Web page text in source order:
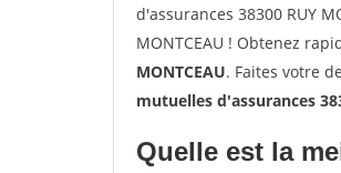
d'assurances 38300 RUY
MONTCEAU ! Obtenez
MONTCEAU. Faites votre
mutuelles d'assurances
Quelle est la